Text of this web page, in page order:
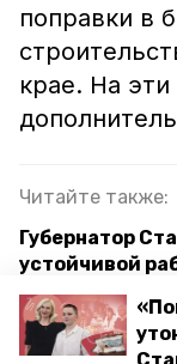
поправки в
крае. На
Читайте также:
Губернатор
устойчивой
Капремонт
ждать